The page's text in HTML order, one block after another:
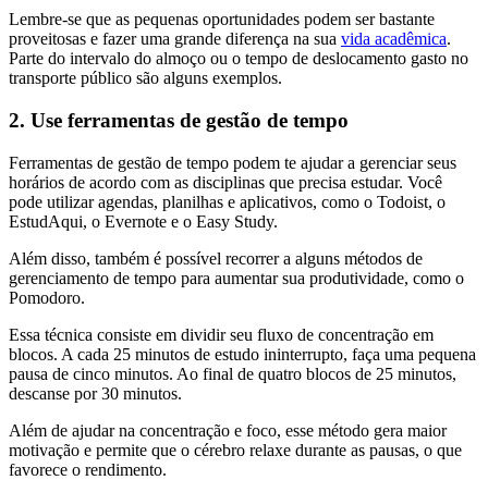
Lembre-se que as pequenas oportunidades podem ser bastante
proveitosas e fazer uma grande diferença na sua vida acadêmica.
Parte do intervalo do almoço ou o tempo de deslocamento gasto no
transporte público são alguns exemplos.
2. Use ferramentas de gestão de tempo
Ferramentas de gestão de tempo podem te ajudar a gerenciar seus
horários de acordo com as disciplinas que precisa estudar. Você
pode utilizar agendas, planilhas e aplicativos, como o Todoist, o
EstudAqui, o Evernote e o Easy Study.
Além disso, também é possível recorrer a alguns métodos de
gerenciamento de tempo para aumentar sua produtividade, como o
Pomodoro.
Essa técnica consiste em dividir seu fluxo de concentração em
blocos. A cada 25 minutos de estudo ininterrupto, faça uma pequena
pausa de cinco minutos. Ao final de quatro blocos de 25 minutos,
descanse por 30 minutos.
Além de ajudar na concentração e foco, esse método gera maior
motivação e permite que o cérebro relaxe durante as pausas, o que
favorece o rendimento.